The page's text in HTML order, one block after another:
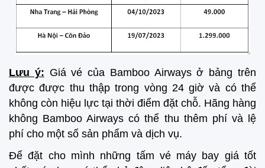
Lưu ý: Giá vé của Bamboo Airways ở bảng trên
được được thu thập trong vòng 24 giờ và có thể
không còn hiệu lực tại thời điểm đặt chỗ. Hãng hàng
không Bamboo Airways có thể thu thêm phí và lệ
phí cho một số sản phẩm và dịch vụ.
Để đặt cho mình những tấm vé máy bay giá tốt